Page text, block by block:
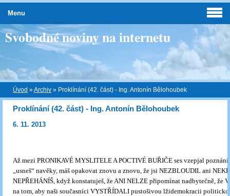
Svobodné noviny na internetu
Úvod »Archiv » Proklínání (42. část) - Ing. Antonín Bělohoubek
Proklínání (42. část) - Ing. Antonín Bělohoubek
6. 11. 2013
Až mezi PRONIKAVÉ MYSLITELE A POCTIVÉ BUŘIČE ses vzepjal
„usneš“ navěky, máš opakovat znovu a znovu, že jsi NEZBLOUDIL ani
NEPŘEHÁNÍŠ, když konstatuješ, že ANI NELZE připomínat nadbytečně, že
na tom, aby naši současníci VYSTŘÍDALI pustošivou lžidemokracii
Menu